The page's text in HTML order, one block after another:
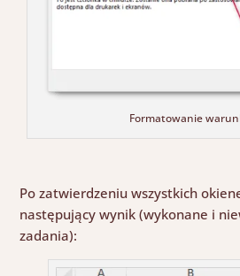
Formatowanie
Po zatwierdzeniu wszystkich
następujący wynik (wykonane i
zadania):